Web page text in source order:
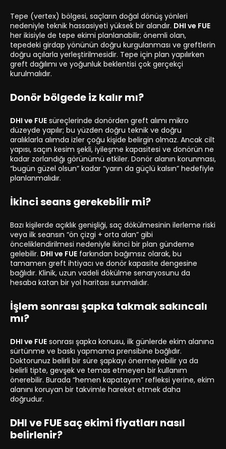
Tepe (vertex) bölgesi, saçların doğal dönüş yönleri
nedeniyle teknik hassasiyeti yüksek bir alandır. DHI ve FUE
her ikisiyle de tepe ekimi planlanabilir; önemli olan,
tepedeki girdap yönünün doğru kurgulanması ve greftlerin
doğru açılarla yerleştirilmesidir. Tepe için plan yapılırken
greft dağılımı ve yoğunluk beklentisi çok gerçekçi
kurulmalıdır.
Donör bölgede iz kalır mı?
DHI ve FUE süreçlerinde donörden greft alımı mikro
düzeyde yapılır; bu yüzden doğru teknik ve doğru
aralıklarla alımda izler çoğu kişide belirgin olmaz. Ancak cilt
yapısı, saçın kesim şekli, iyileşme kapasitesi ve donörün ne
kadar zorlandığı görünümü etkiler. Donör alanın korunması,
“bugün güzel olsun” kadar “yarın da güçlü kalsın” hedefiyle
planlanmalıdır.
İkinci seans gerekebilir mi?
Bazı kişilerde açıklık genişliği, saç dökülmesinin ilerleme riski
veya ilk seansın “ön çizgi + orta alan” gibi
önceliklendirilmesi nedeniyle ikinci bir plan gündeme
gelebilir. DHI ve FUE farkından bağımsız olarak, bu
tamamen greft ihtiyacı ve donör kapasite dengesine
bağlıdır. Klinik, uzun vadeli dökülme senaryosunu da
hesaba katan bir yol haritası sunmalıdır.
İşlem sonrası şapka takmak sakıncalı
mı?
DHI ve FUE sonrası şapka konusu, ilk günlerde ekim alanına
sürtünme ve baskı yapmama prensibine bağlıdır.
Doktorunuz belirli bir süre şapkayı önermeyebilir ya da
belirli tipte, gevşek ve temas etmeyen bir kullanım
önerebilir. Burada “hemen kapatayım” refleksi yerine, ekim
alanını koruyan bir takvimle hareket etmek daha
doğrudur.
DHI ve FUE saç ekimi fiyatları nasıl
belirlenir?